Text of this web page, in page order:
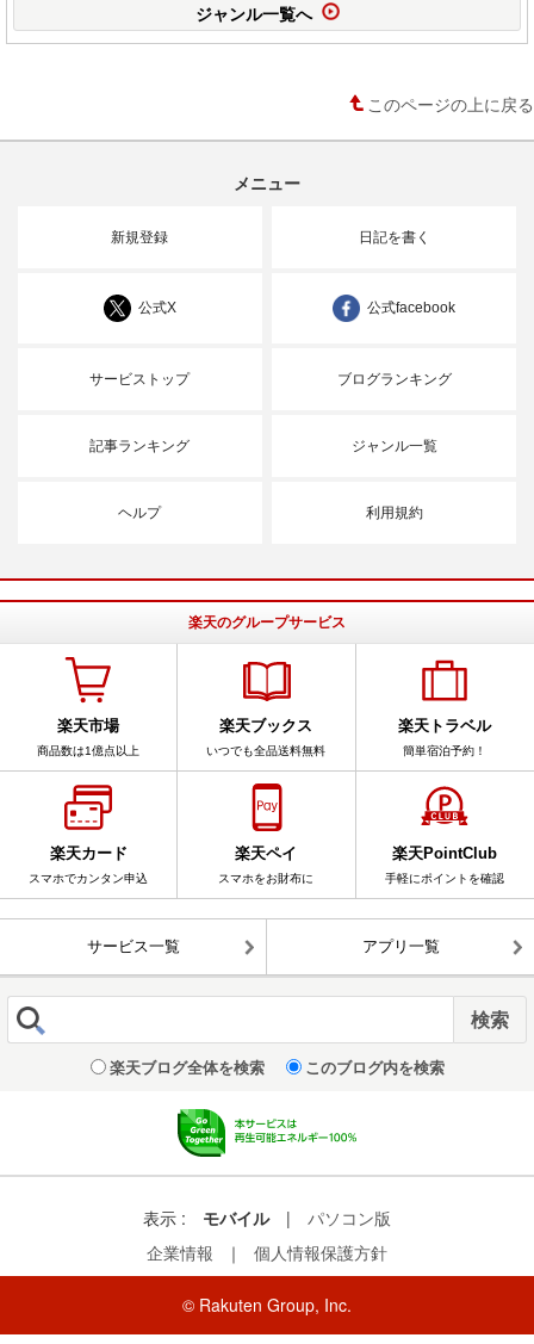
ジャンル一覧へ
このページの上に戻る
メニュー
新規登録 日記を書く
公式X 公式facebook
サービストップ ブログランキング
記事ランキング ジャンル一覧
ヘルプ 利用規約
楽天のグループサービス
楽天市場
商品数は1億点以上
楽天ブックス
いつでも全品送料無料
楽天トラベル
簡単宿泊予約！
楽天カード
スマホでカンタン申込
楽天ペイ
スマホをお財布に
楽天PointClub
手軽にポイントを確認
サービス一覧 アプリ一覧
楽天ブログ全体を検索 このブログ内を検索
表示 : モバイル |
パソコン版
企業情報
｜ 個人情報保護方針
© Rakuten Group, Inc.